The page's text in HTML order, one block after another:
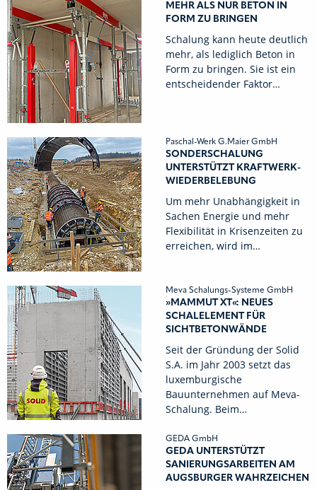
MEHR ALS NUR BETON IN
FORM ZU BRINGEN
Schalung kann heute deutlich
mehr, als lediglich Beton in
Form zu bringen. Sie ist ein
entscheidender Faktor…
Paschal-Werk G.Maier GmbH
SONDERSCHALUNG
UNTERSTÜTZT KRAFTWERK-
WIEDERBELEBUNG
Um mehr Unabhängigkeit in
Sachen Energie und mehr
Flexibilität in Krisenzeiten zu
erreichen, wird im…
Meva Schalungs-Systeme GmbH
»MAMMUT XT«: NEUES
SCHALELEMENT FÜR
SICHTBETONWÄNDE
Seit der Gründung der Solid
S.A. im Jahr 2003 setzt das
luxemburgische
Bauunternehmen auf Meva-
Schalung. Beim…
GEDA GmbH
GEDA UNTERSTÜTZT
SANIERUNGSARBEITEN AM
AUGSBURGER WAHRZEICHEN